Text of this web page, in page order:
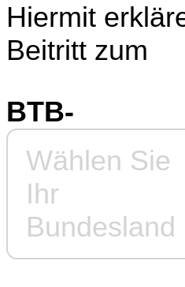
Hiermit
Beitritt zum
BTB-
Wählen Sie
Ihr
Bundesland